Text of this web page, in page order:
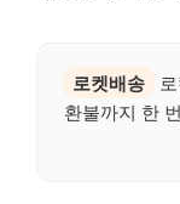
로켓배송
환불까지 한